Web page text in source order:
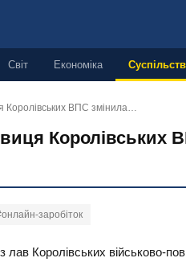
Світ Економіка
Королівських ВПС змінила…
Королівських
заробіток
лав Королівських військово-